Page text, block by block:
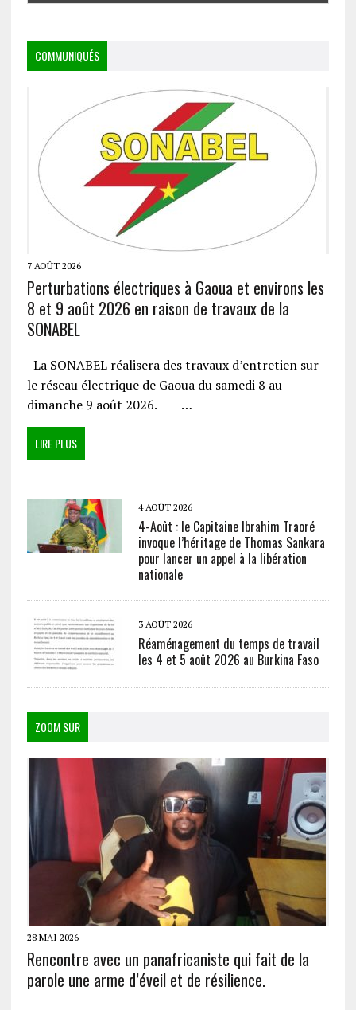
COMMUNIQUÉS
7 AOÛT 2026
Perturbations électriques à Gaoua et environs les
8 et 9 août 2026 en raison de travaux de la
SONABEL
La SONABEL réalisera des travaux d’entretien sur
le réseau électrique de Gaoua du samedi 8 au
dimanche 9 août 2026. …
LIRE PLUS
4 AOÛT 2026
4-Août : le Capitaine Ibrahim Traoré
invoque l’héritage de Thomas Sankara
pour lancer un appel à la libération
nationale
3 AOÛT 2026
Réaménagement du temps de travail
les 4 et 5 août 2026 au Burkina Faso
ZOOM SUR
28 MAI 2026
Rencontre avec un panafricaniste qui fait de la
parole une arme d’éveil et de résilience.